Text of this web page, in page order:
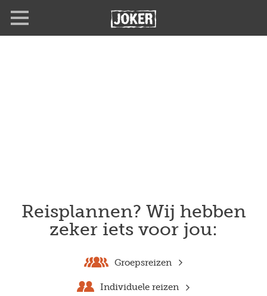
Reisplannen? Wij hebben
zeker iets voor jou:
Groepsreizen
Individuele reizen